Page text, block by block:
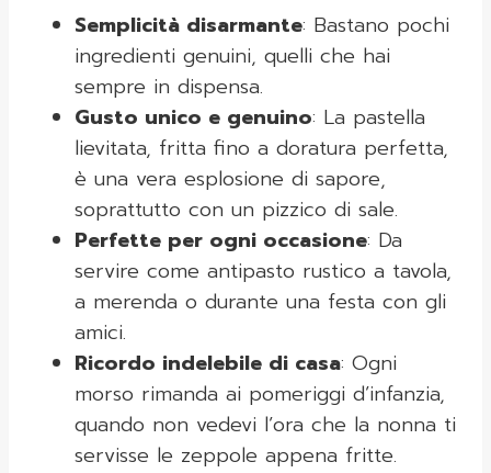
Semplicità disarmante: Bastano pochi
ingredienti genuini, quelli che hai
sempre in dispensa.
Gusto unico e genuino: La pastella
lievitata, fritta fino a doratura perfetta,
è una vera esplosione di sapore,
soprattutto con un pizzico di sale.
Perfette per ogni occasione: Da
servire come antipasto rustico a tavola,
a merenda o durante una festa con gli
amici.
Ricordo indelebile di casa: Ogni
morso rimanda ai pomeriggi d’infanzia,
quando non vedevi l’ora che la nonna ti
servisse le zeppole appena fritte.